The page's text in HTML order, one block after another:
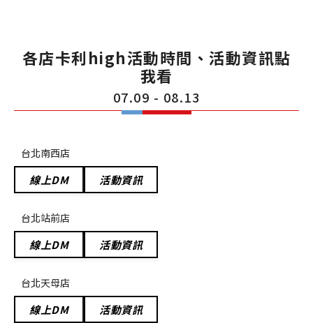
各店卡利high活動時間、活動資訊點
我看
07.09 - 08.13
台北南西店
線上DM 活動資訊
台北站前店
線上DM 活動資訊
台北天母店
線上DM 活動資訊